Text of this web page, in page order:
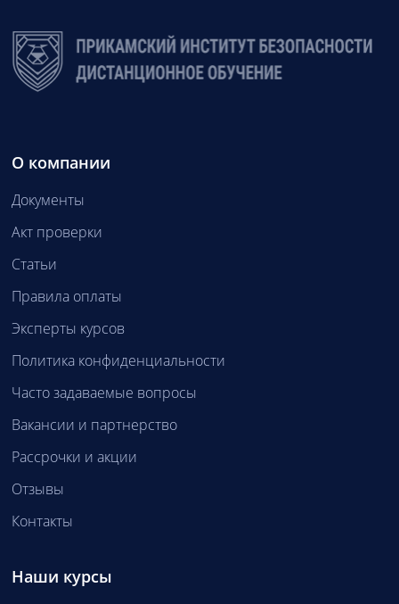
О компании
Документы
Акт проверки
Статьи
Правила оплаты
Эксперты курсов
Политика конфиденциальности
Часто задаваемые вопросы
Вакансии и партнерство
Рассрочки и акции
Отзывы
Контакты
Наши курсы